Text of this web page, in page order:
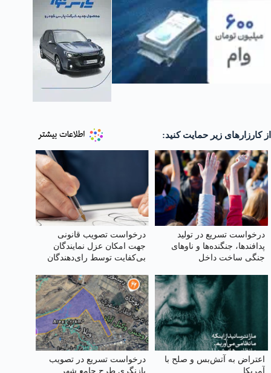
از کارزارهای زیر حمایت کنید:
درخواست تسریع در تولید
پدافندها، جنگنده‌ها و ناوهای
جنگی ساخت داخل
درخواست تصویب قانونی
جهت امکان عزل نمایندگان
بی‌کفایت توسط رای‌دهندگان
اعتراض به آتش‌بس و صلح با
آمریکا
درخواست تسریع در تصویب
بازنگری طرح جامع شهر